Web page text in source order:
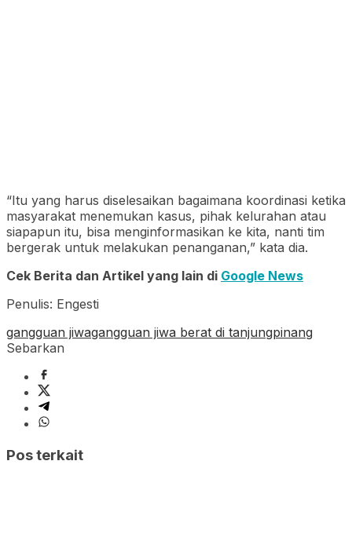
“Itu yang harus diselesaikan bagaimana koordinasi ketika
masyarakat menemukan kasus, pihak kelurahan atau
siapapun itu, bisa menginformasikan ke kita, nanti tim
bergerak untuk melakukan penanganan,” kata dia.
Cek Berita dan Artikel yang lain di Google News
Penulis: Engesti
gangguan jiwagangguan jiwa berat di tanjungpinang
Sebarkan
Pos terkait